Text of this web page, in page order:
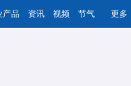
产品 资讯 视频 节气 更多